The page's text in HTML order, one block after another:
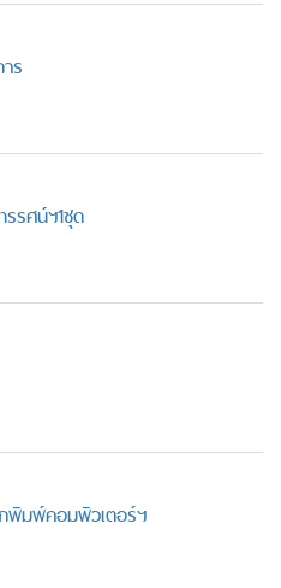
ร
รศน์ฯ1ชุด
พิมพ์คอมพิวเตอร์ฯ